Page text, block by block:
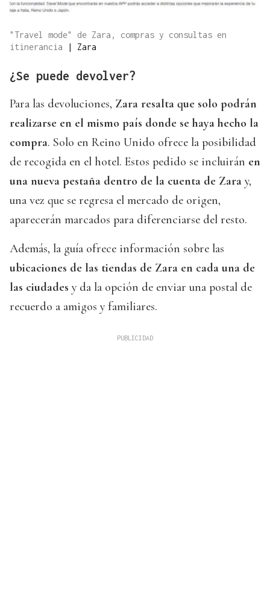
"Travel mode" de Zara, compras y consultas en
itinerancia
| Zara
¿Se puede devolver?
Para las devoluciones, Zara resalta que solo podrán
realizarse en el mismo país donde se haya hecho la
compra. Solo en Reino Unido ofrece la posibilidad
de recogida en el hotel. Estos pedido se incluirán en
una nueva pestaña dentro de la cuenta de Zara y,
una vez que se regresa el mercado de origen,
aparecerán marcados para diferenciarse del resto.
Además, la guía ofrece información sobre las
ubicaciones de las tiendas de Zara en cada una de
las ciudades y da la opción de enviar una postal de
recuerdo a amigos y familiares.